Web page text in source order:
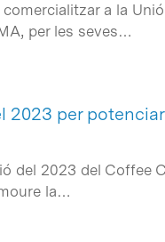
a la
per les seves…
2023 per
del 2023 del Coffee
la…